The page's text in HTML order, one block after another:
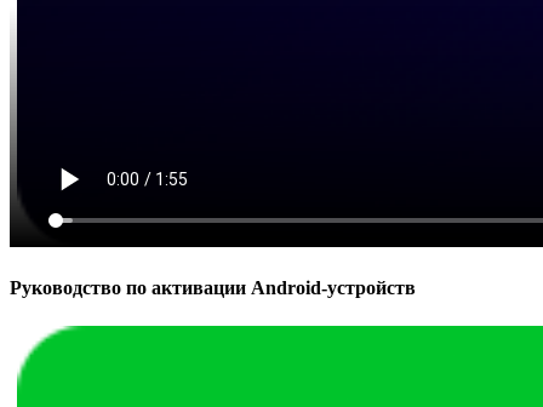
Руководство по активации Android-устройств